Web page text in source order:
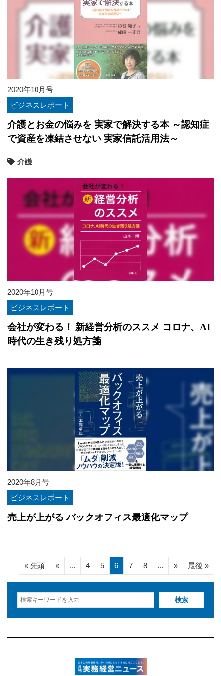
2020年10月号
ビジネスレポート
介護とお金の悩みを 実家で解決する本 ～認知症
で資産を凍結させない 実家信託活用法～
介護
2020年10月号
ビジネスレポート
会社が変わる！ 新経営分析のススメ コロナ、AI
時代の生き残り処方箋
2020年8月号
ビジネスレポート
売上が上がる バックオフィス最適化マップ
« 先頭 « ... 4 5 6 7 8 ... » 最後 »